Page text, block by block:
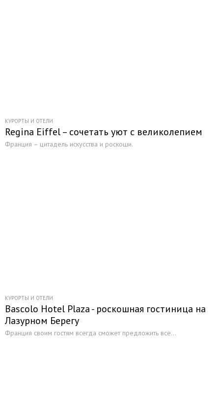
КУРОРТЫ И ОТЕЛИ
Regina Eiffel – сочетать уют с великолепием
Франция – цитадель искусства и роскоши.
КУРОРТЫ И ОТЕЛИ
Bascolo Hotel Plaza - роскошная гостиница на
Лазурном Берегу
Франция своим гостям всегда сможет предложить все...